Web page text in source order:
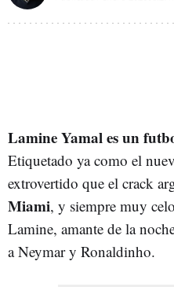
Lamine Yamal es un
Etiquetado ya como el
extrovertido que el crack
Miami, y siempre muy
Lamine, amante de la
a Neymar y Ronaldinho.